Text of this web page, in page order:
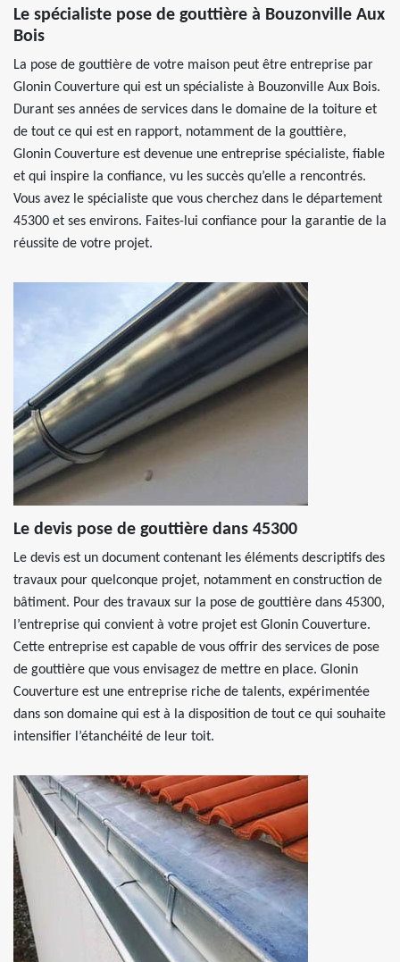
Le spécialiste pose de gouttière à Bouzonville Aux
Bois
La pose de gouttière de votre maison peut être entreprise par
Glonin Couverture qui est un spécialiste à Bouzonville Aux Bois.
Durant ses années de services dans le domaine de la toiture et
de tout ce qui est en rapport, notamment de la gouttière,
Glonin Couverture est devenue une entreprise spécialiste, fiable
et qui inspire la confiance, vu les succès qu’elle a rencontrés.
Vous avez le spécialiste que vous cherchez dans le département
45300 et ses environs. Faites-lui confiance pour la garantie de la
réussite de votre projet.
Le devis pose de gouttière dans 45300
Le devis est un document contenant les éléments descriptifs des
travaux pour quelconque projet, notamment en construction de
bâtiment. Pour des travaux sur la pose de gouttière dans 45300,
l’entreprise qui convient à votre projet est Glonin Couverture.
Cette entreprise est capable de vous offrir des services de pose
de gouttière que vous envisagez de mettre en place. Glonin
Couverture est une entreprise riche de talents, expérimentée
dans son domaine qui est à la disposition de tout ce qui souhaite
intensifier l’étanchéité de leur toit.